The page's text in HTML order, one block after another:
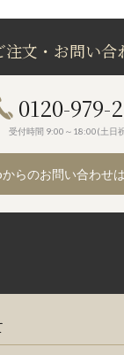
注文・お問い合
0120-979-
受付時間 9:00～18:00(土日
らのお問い合わせ